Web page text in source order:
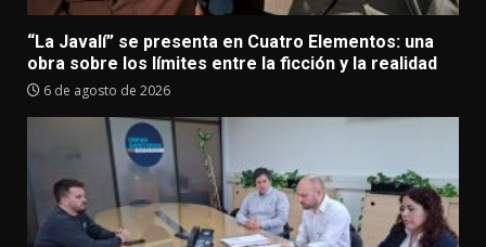
“La Javalí” se presenta en Cuatro Elementos: una
obra sobre los límites entre la ficción y la realidad
6 de agosto de 2026